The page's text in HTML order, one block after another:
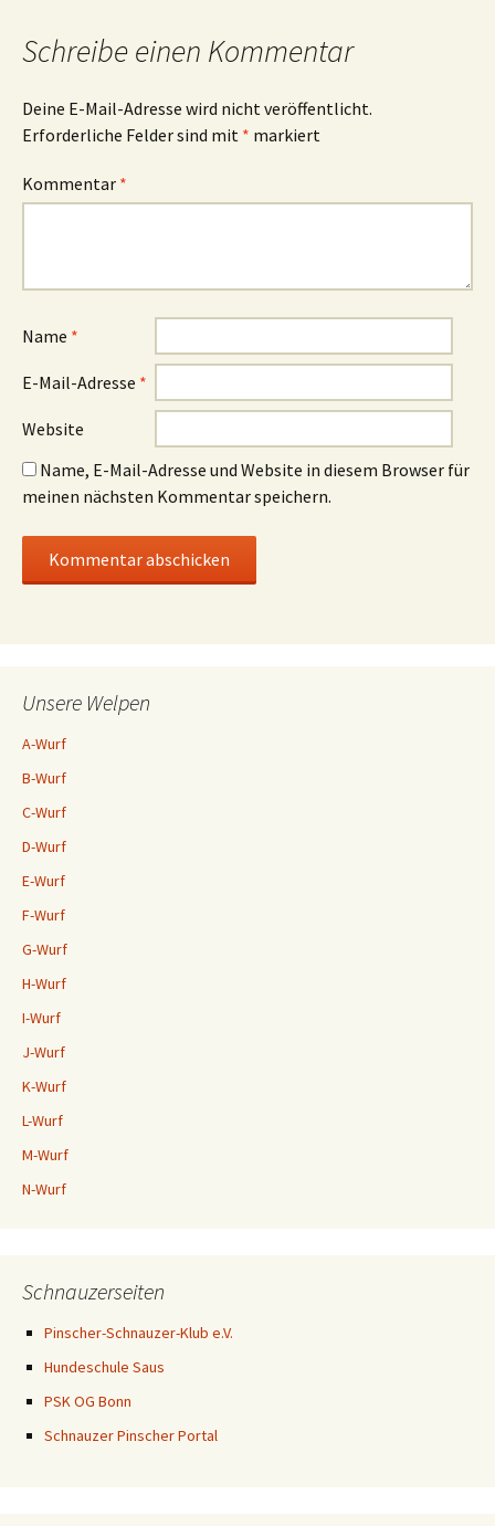
Schreibe einen Kommentar
Deine E-Mail-Adresse wird nicht veröffentlicht.
Erforderliche Felder sind mit * markiert
Kommentar *
Name *
E-Mail-Adresse *
Website
Name, E-Mail-Adresse und Website in diesem Browser für
meinen nächsten Kommentar speichern.
Unsere Welpen
A-Wurf
B-Wurf
C-Wurf
D-Wurf
E-Wurf
F-Wurf
G-Wurf
H-Wurf
I-Wurf
J-Wurf
K-Wurf
L-Wurf
M-Wurf
N-Wurf
Schnauzerseiten
Pinscher-Schnauzer-Klub e.V.
Hundeschule Saus
PSK OG Bonn
Schnauzer Pinscher Portal